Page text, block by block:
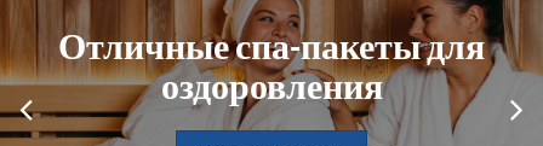
Отличные спа-пакеты для
оздоровления